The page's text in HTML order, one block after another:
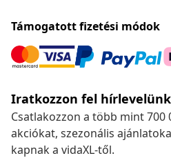
Támogatott fizetési módok
Iratkozzon fel
Csatlakozzon a több mint 700
akciókat, szezonális
kapnak a vidaXL-től.